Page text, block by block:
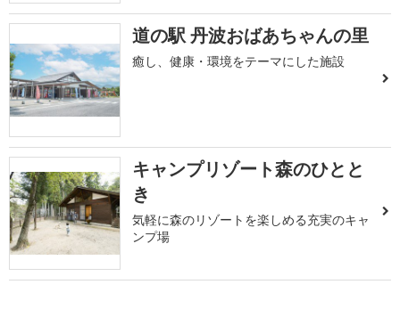
道の駅 丹波おばあちゃんの里
癒し、健康・環境をテーマにした施設
キャンプリゾート森のひとと
き
気軽に森のリゾートを楽しめる充実のキャ
ンプ場